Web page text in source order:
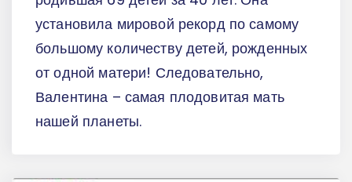
установила мировой рекорд по самому
большому количеству детей, рожденных
от одной матери! Следовательно,
Валентина – самая плодовитая мать
нашей планеты.